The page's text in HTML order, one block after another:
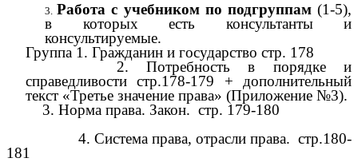
Работа с учебником по подгруппам(1-5),
в которых есть консультанты и
консультируемые.
Группа 1. Гражданин и государство стр. 178
2. Потребность в порядке и
справедливости стр.178-179 + дополнительный
текст «Третье значение права» (Приложение №3).
3. Норма права. Закон. стр. 179-180
4. Система права, отрасли права. стр.180-
181